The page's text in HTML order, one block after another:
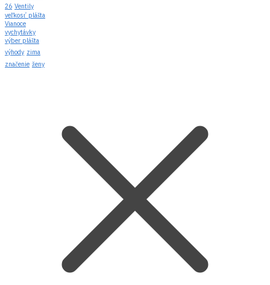
26 Ventily
veľkosť plášta
Vianoce
vychytávky
výber plášta
výhody zima
značenie ženy